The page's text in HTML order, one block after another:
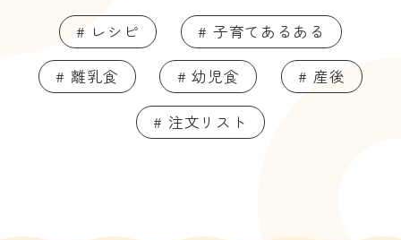
# レシピ # 子育てあるある
# 離乳食 # 幼児食 # 産後
# 注文リスト